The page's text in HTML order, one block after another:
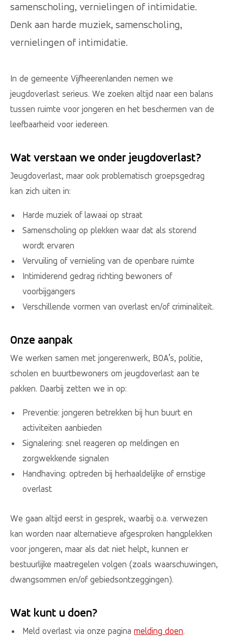
samenscholing, vernielingen of intimidatie.
Denk aan harde muziek, samenscholing,
vernielingen of intimidatie.
In de gemeente Vijfheerenlanden nemen we
jeugdoverlast serieus. We zoeken altijd naar een balans
tussen ruimte voor jongeren en het beschermen van de
leefbaarheid voor iedereen.
Wat verstaan we onder jeugdoverlast?
Jeugdoverlast, maar ook problematisch groepsgedrag
kan zich uiten in:
Harde muziek of lawaai op straat
Samenscholing op plekken waar dat als storend
wordt ervaren
Vervuiling of vernieling van de openbare ruimte
Intimiderend gedrag richting bewoners of
voorbijgangers
Verschillende vormen van overlast en/of criminaliteit.
Onze aanpak
We werken samen met jongerenwerk, BOA’s, politie,
scholen en buurtbewoners om jeugdoverlast aan te
pakken. Daarbij zetten we in op:
Preventie: jongeren betrekken bij hun buurt en
activiteiten aanbieden
Signalering: snel reageren op meldingen en
zorgwekkende signalen
Handhaving: optreden bij herhaaldelijke of ernstige
overlast
We gaan altijd eerst in gesprek, waarbij o.a. verwezen
kan worden naar alternatieve afgesproken hangplekken
voor jongeren, maar als dat niet helpt, kunnen er
bestuurlijke maatregelen volgen (zoals waarschuwingen,
dwangsommen en/of gebiedsontzeggingen).
Wat kunt u doen?
Meld overlast via onze pagina melding doen.